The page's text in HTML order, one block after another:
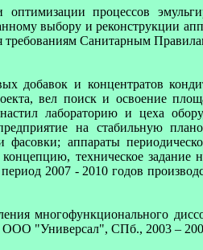
процессов
выбору и реконструкции
требованиям Санитарным
добавок и концентратов
вел поиск и освоение
лабораторию и цеха
на стабильную
аппараты
техническое
2007 - 2010 годов
многофункционального
ООО "Универсал", СПб., 2003 –